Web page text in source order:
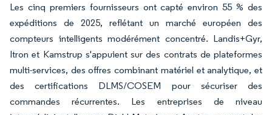
Les cinq premiers fournisseurs ont capté environ 55 % des
expéditions de 2025, reflétant un marché européen des
compteurs intelligents modérément concentré. Landis+Gyr,
Itron et Kamstrup s'appuient sur des contrats de plateformes
multi-services, des offres combinant matériel et analytique, et
des certifications DLMS/COSEM pour sécuriser des
commandes récurrentes. Les entreprises de niveau